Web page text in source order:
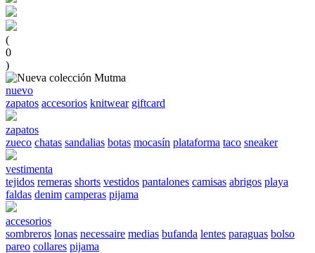
(
0
)
nuevo
zapatos accesorios knitwear giftcard
zapatos
zueco chatas sandalias botas mocasín plataforma taco sneaker
vestimenta
tejidos remeras shorts vestidos pantalones camisas abrigos playa
faldas denim camperas pijama
accesorios
sombreros lonas necessaire medias bufanda lentes paraguas bolso
pareo collares pijama